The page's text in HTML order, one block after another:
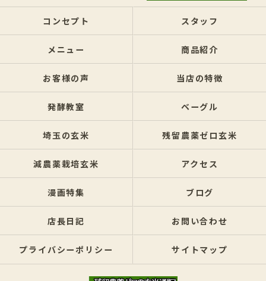
コンセプト スタッフ
メニュー 商品紹介
お客様の声 当店の特徴
発酵教室 ベーグル
埼玉の玄米 残留農薬ゼロ玄米
減農薬栽培玄米 アクセス
漫画特集 ブログ
店長日記 お問い合わせ
プライバシーポリシー サイトマップ